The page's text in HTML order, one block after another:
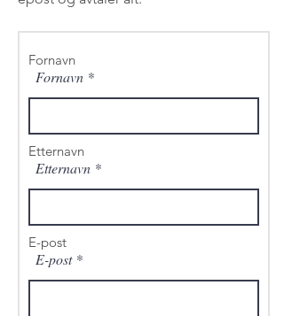
Fornavn
Fornavn
Etternavn
Etternavn
E-post
E-post